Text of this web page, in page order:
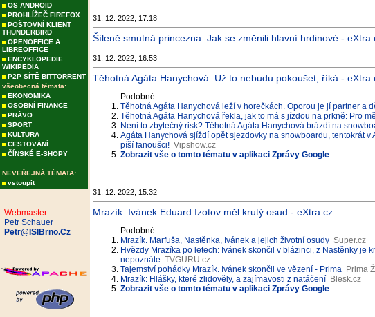
OS ANDROID
PROHLÍŽEČ FIREFOX
POŠTOVNÍ KLIENT
THUNDERBIRD
OPENOFFICE A
LIBREOFFICE
ENCYKLOPEDIE
WIKIPEDIA
P2P SÍTĚ BITTORRENT
všeobecná témata:
EKONOMIKA
OSOBNÍ FINANCE
PRÁVO
SPORT
KULTURA
CESTOVÁNÍ
ČÍNSKÉ E-SHOPY
NEVEŘEJNÁ TÉMATA:
vstoupit
Webmaster:
Petr Schauer
Petr@ISIBrno.Cz
31. 12. 2022, 17:18
Šíleně smutná princezna: Jak se změnili hlavní hrdinové -
31. 12. 2022, 16:53
Těhotná Agáta Hanychová: Už to nebudu pokoušet, říká -
Podobné:
Těhotná Agáta Hanychová leží v horečkách. Oporou je jí partner a
Těhotná Agáta Hanychová řekla, jak to má s jízdou na prkně: Pro
Není to zbytečný risk? Těhotná Agáta Hanychová brázdí na
Agáta Hanychová sjíždí opět sjezdovky na snowboardu, tentokrát
píší fanoušci! Vipshow.cz
Zobrazit vše o tomto tématu v aplikaci Zprávy Google
31. 12. 2022, 15:32
Mrazík: Ivánek Eduard Izotov měl krutý osud - eXtra.cz
Podobné:
Mrazík. Marfuša, Nastěnka, Ivánek a jejich životní osudy Super.cz
Hvězdy Mrazíka po letech: Ivánek skončil v blázinci, z Nastěnky je
nepoznáte TVGURU.cz
Tajemství pohádky Mrazík. Ivánek skončil ve vězení - Prima Prima
Mrazík: Hlášky, které zlidověly, a zajímavosti z natáčení Blesk.cz
Zobrazit vše o tomto tématu v aplikaci Zprávy Google